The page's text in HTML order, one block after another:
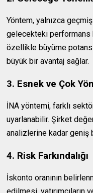
Yöntem, yalnızca
gelecekteki performans
özellikle büyüme
büyük bir avantaj sağlar.
3. Esnek ve Çok
İNA yöntemi, farklı
uyarlanabilir. Şirket
analizlerine kadar geniş
4. Risk Farkındalığı
İskonto oranının
edilmesi,